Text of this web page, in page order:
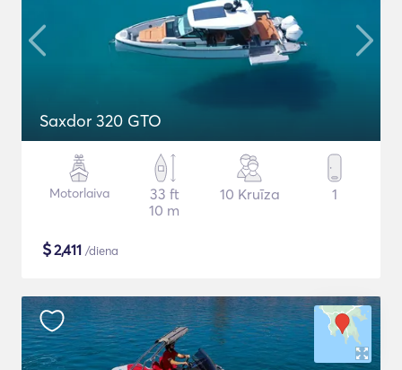
Saxdor 320 GTO
Motorlaiva
33 ft
10 m
10 Kruīza 1
$2,411 /diena